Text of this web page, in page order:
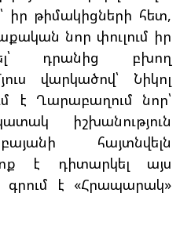
իր թիմակիցների հետ,
նոր փուլում իր
դրանից բխող
վարկածով՝ Նիկոլ
է Ղարաբաղում նոր՝
իշխանություն
հայտնվելն
է դիտարկել այս
է «Հրապարակ»